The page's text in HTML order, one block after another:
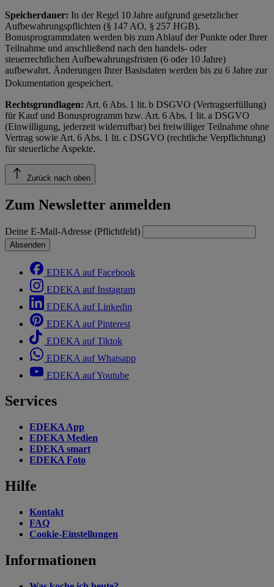
Speicherdauer: In der Regel 10 Jahre aufgrund gesetzlicher
Aufbewahrungspflichten (§ 147 AO, § 257 HGB).
Bonusprogrammdaten werden bis zum Ablauf der Punkte oder Ihrer
Teilnahme und anschließend nach den handels- oder
steuerrechtlichen Aufbewahrungsfristen (6 oder 10 Jahre)
aufbewahrt. Änderungen Ihrer Basisdaten werden bis zu 6 Jahre zur
Dokumentation gespeichert.
Rechtsgrundlagen: Art. 6 Abs. 1 lit. b DSGVO (Vertragserfüllung)
für Kauf und Bonusprogramm bzw. Art. 6 Abs. 1 lit. a DSGVO
(Einwilligung, jederzeit widerrufbar) bei freiwilliger Teilnahme ohne
Vertrag sowie Art. 6 Abs. 1 lit. c DSGVO (rechtliche Verpflichtung)
für steuerliche Aspekte.
Zurück nach oben
Zum Newsletter anmelden
Deine E-Mail-Adresse (Pflichtfeld)
Absenden
EDEKA auf Facebook
EDEKA auf Instagram
EDEKA auf Linkedin
EDEKA auf Pinterest
EDEKA auf Tiktok
EDEKA auf Whatsapp
EDEKA auf Youtube
Services
EDEKA App
EDEKA Medien
EDEKA smart
EDEKA Foto
Hilfe
Kontakt
FAQ
Cookie-Einstellungen
Informationen